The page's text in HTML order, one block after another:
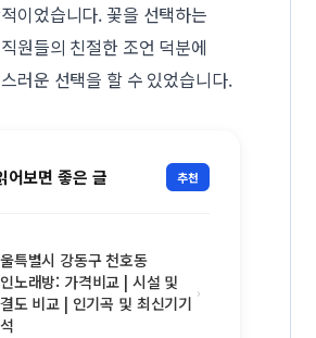
이었습니다. 꽃을 선택하는
원들의 친절한 조언 덕분에
러운 선택을 할 수 있었습니다.
어보면 좋은 글 추천
특별시 강동구 천호동
노래방: 가격비교 | 시설 및
도 비교 | 인기곡 및 최신기기
›